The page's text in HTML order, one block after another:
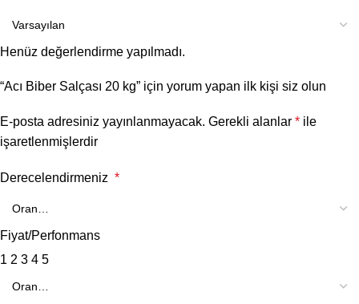
Henüz değerlendirme yapılmadı.
“Acı Biber Salçası 20 kg” için yorum yapan ilk kişi siz olun
E-posta adresiniz yayınlanmayacak. Gerekli alanlar * ile
işaretlenmişlerdir
Derecelendirmeniz *
Fiyat/Perfonmans
1 2 3 4 5